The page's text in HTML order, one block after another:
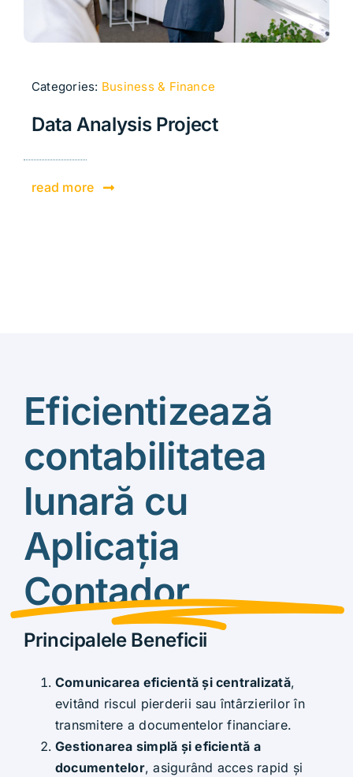
Categories: Business & Finance
Data Analysis Project
read more
Eficientizează
contabilitatea
lunară cu
Aplicația
Contador
Principalele Beneficii
Comunicarea eficientă și centralizată,
evitând riscul pierderii sau întârzierilor în
transmitere a documentelor financiare.
Gestionarea simplă și eficientă a
documentelor, asigurând acces rapid și